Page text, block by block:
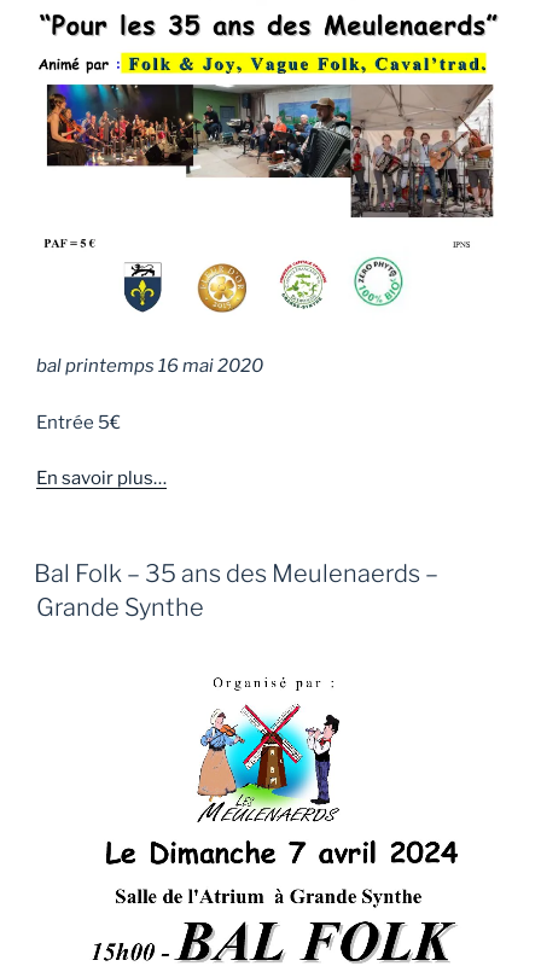
bal printemps 16 mai 2020
Entrée 5€
En savoir plus…
Bal Folk – 35 ans des Meulenaerds –
Grande Synthe